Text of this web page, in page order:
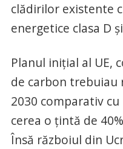
clădirilor existente
energetice clasa D
Planul iniţial al UE,
de carbon trebuiau
2030 comparativ
cerea o ţintă de
Însă războiul din